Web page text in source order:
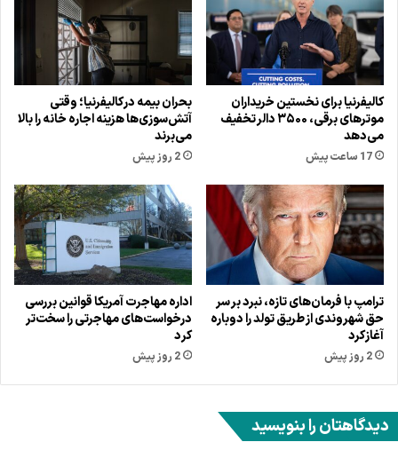
کالیفرنیا برای نخستین خریداران
موترهای برقی، ۳۵۰۰ دالر تخفیف
می‌دهد
17 ساعت پیش
بحران بیمه در کالیفرنیا؛ وقتی
آتش‌سوزی‌ها هزینه اجاره خانه را بالا
می‌برند
2 روز پیش
ترامپ با فرمان‌های تازه، نبرد بر سر
حق شهروندی از طریق تولد را دوباره
آغاز کرد
2 روز پیش
اداره مهاجرت آمریکا قوانین بررسی
درخواست‌های مهاجرتی را سخت‌تر
کرد
2 روز پیش
دیدگاهتان را بنویسید